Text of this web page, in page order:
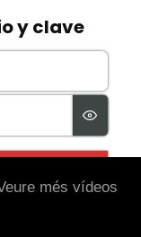
més vídeos